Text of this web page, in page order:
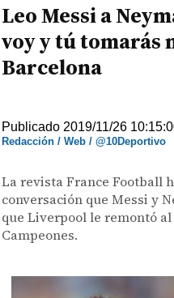
Leo Messi a
voy y tú tomarás
Barcelona
Publicado 2019/11/26
Redacción / Web / @10Deportivo
La revista France Football
conversación que Messi y
que Liverpool le remontó
Campeones.